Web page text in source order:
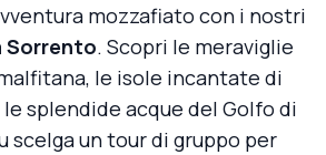
mozzafiato con i nostri
Sorrento. Scopri le meraviglie
le isole incantate di
le splendide acque del Golfo di
scelga un tour di gruppo per